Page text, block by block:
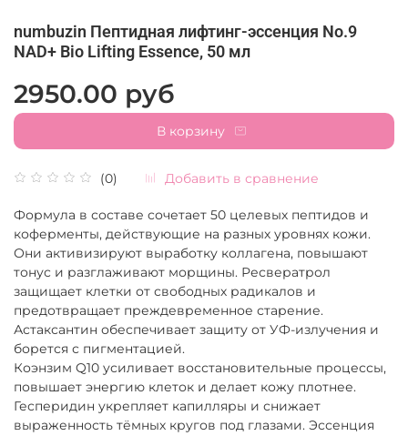
numbuzin Пептидная лифтинг-эссенция No.9
NAD+ Bio Lifting Essence, 50 мл
(0) Добавить в сравнение
2950.00 руб
В корзину
Формула в составе сочетает 50 целевых пептидов и
коферменты, действующие на разных уровнях кожи.
Они активизируют выработку коллагена, повышают
тонус и разглаживают морщины. Ресвератрол
защищает клетки от свободных радикалов и
предотвращает преждевременное старение.
Астаксантин обеспечивает защиту от УФ-излучения и
борется с пигментацией.
Коэнзим Q10 усиливает восстановительные процессы,
повышает энергию клеток и делает кожу плотнее.
Гесперидин укрепляет капилляры и снижает
выраженность тёмных кругов под глазами. Эссенция